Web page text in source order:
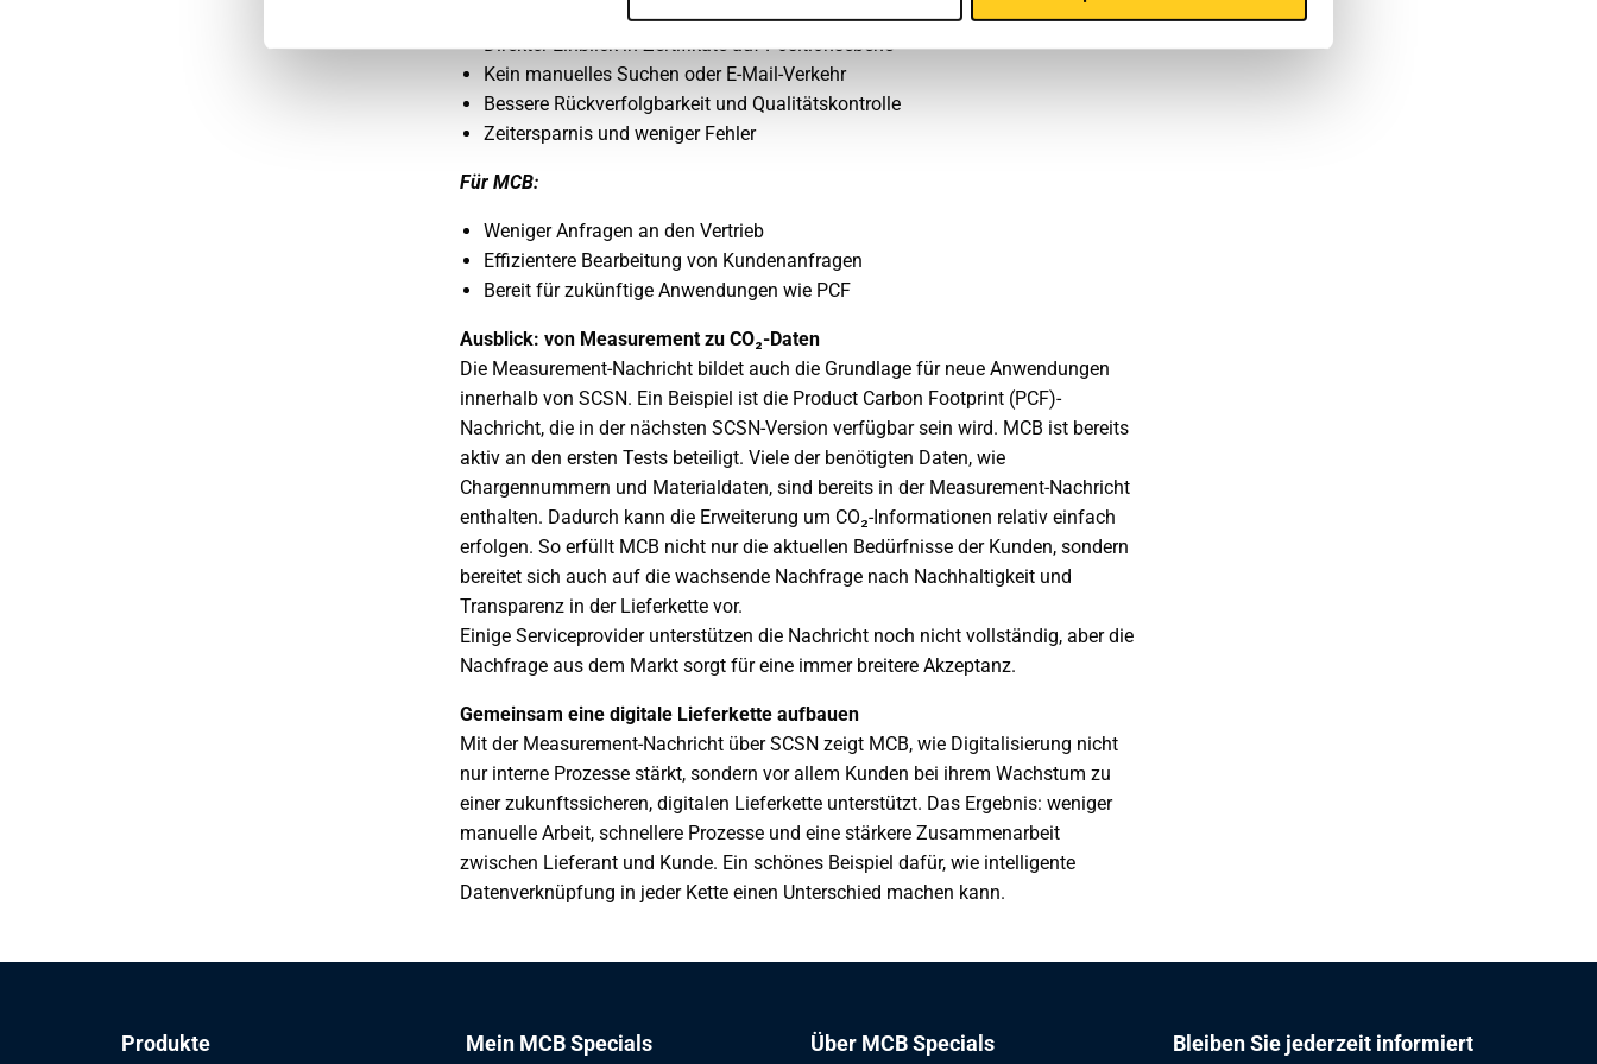
Direkter Einblick in Zertifikate auf Positionsebene
Kein manuelles Suchen oder E-Mail-Verkehr
Bessere Rückverfolgbarkeit und Qualitätskontrolle
Zeitersparnis und weniger Fehler
Für MCB:
Weniger Anfragen an den Vertrieb
Effizientere Bearbeitung von Kundenanfragen
Bereit für zukünftige Anwendungen wie PCF
Ausblick: von Measurement zu CO₂-Daten
Die Measurement-Nachricht bildet auch die Grundlage für neue Anwendungen
innerhalb von SCSN. Ein Beispiel ist die Product Carbon Footprint (PCF)-
Nachricht, die in der nächsten SCSN-Version verfügbar sein wird. MCB ist bereits
aktiv an den ersten Tests beteiligt. Viele der benötigten Daten, wie
Chargennummern und Materialdaten, sind bereits in der Measurement-Nachricht
enthalten. Dadurch kann die Erweiterung um CO₂-Informationen relativ einfach
erfolgen. So erfüllt MCB nicht nur die aktuellen Bedürfnisse der Kunden, sondern
bereitet sich auch auf die wachsende Nachfrage nach Nachhaltigkeit und
Transparenz in der Lieferkette vor.
Einige Serviceprovider unterstützen die Nachricht noch nicht vollständig, aber die
Nachfrage aus dem Markt sorgt für eine immer breitere Akzeptanz.
Gemeinsam eine digitale Lieferkette aufbauen
Mit der Measurement-Nachricht über SCSN zeigt MCB, wie Digitalisierung nicht
nur interne Prozesse stärkt, sondern vor allem Kunden bei ihrem Wachstum zu
einer zukunftssicheren, digitalen Lieferkette unterstützt. Das Ergebnis: weniger
manuelle Arbeit, schnellere Prozesse und eine stärkere Zusammenarbeit
zwischen Lieferant und Kunde. Ein schönes Beispiel dafür, wie intelligente
Datenverknüpfung in jeder Kette einen Unterschied machen kann.
Produkte Mein MCB Specials Über MCB Specials Bleiben Sie jederzeit informiert